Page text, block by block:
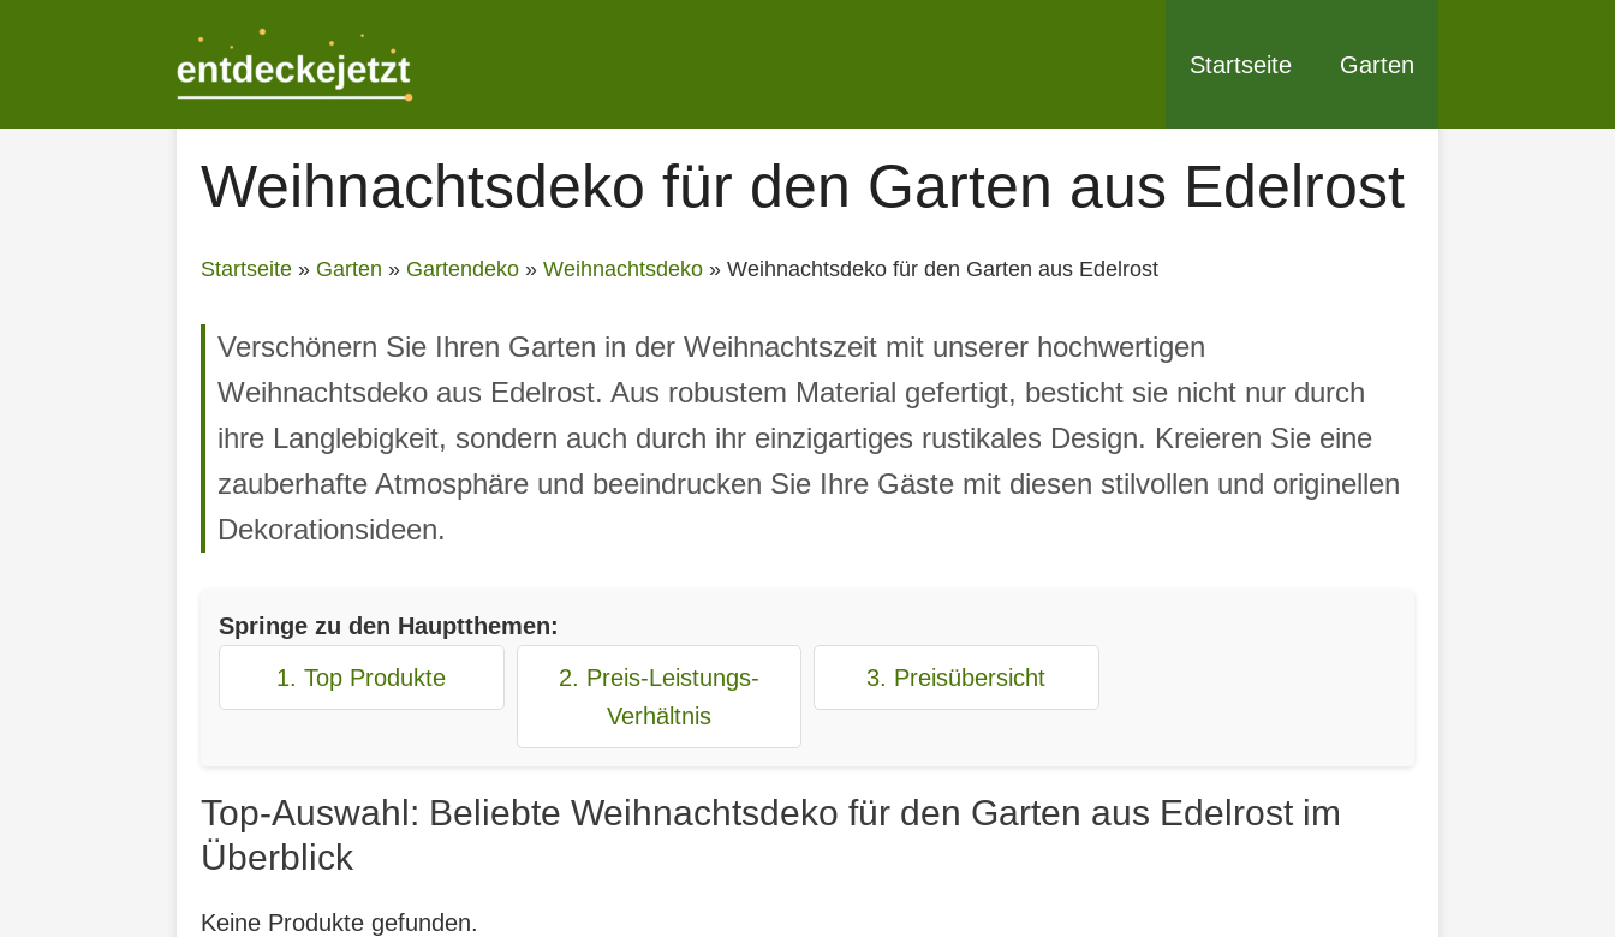
Startseite Garten
Weihnachtsdeko für den Garten aus Edelrost
Startseite » Garten » Gartendeko » Weihnachtsdeko » Weihnachtsdeko für den Garten aus Edelrost
Verschönern Sie Ihren Garten in der Weihnachtszeit mit unserer hochwertigen
Weihnachtsdeko aus Edelrost. Aus robustem Material gefertigt, besticht sie nicht nur durch
ihre Langlebigkeit, sondern auch durch ihr einzigartiges rustikales Design. Kreieren Sie eine
zauberhafte Atmosphäre und beeindrucken Sie Ihre Gäste mit diesen stilvollen und originellen
Dekorationsideen.
Springe zu den Hauptthemen:
1. Top Produkte
2. Preis-Leistungs-
Verhältnis
3. Preisübersicht
Top-Auswahl: Beliebte Weihnachtsdeko für den Garten aus Edelrost im
Überblick
Keine Produkte gefunden.